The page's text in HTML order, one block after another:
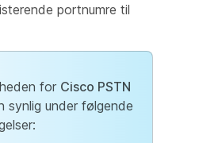
portnumre til
for Cisco PSTN
synlig under følgende